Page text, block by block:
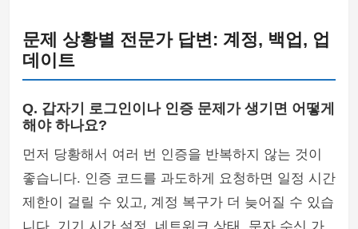
문제 상황별 전문가 답변: 계정, 백업, 업
데이트
Q. 갑자기 로그인이나 인증 문제가 생기면 어떻게
해야 하나요?
먼저 당황해서 여러 번 인증을 반복하지 않는 것이
좋습니다. 인증 코드를 과도하게 요청하면 일정 시간
제한이 걸릴 수 있고, 계정 복구가 더 늦어질 수 있습
니다. 기기 시간 설정, 네트워크 상태, 문자 수신 가